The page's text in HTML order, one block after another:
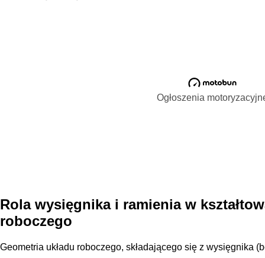
Ogłoszenia
Rola wysięgnika i ramienia w
roboczego
Geometria układu roboczego, składającego się z wysięgnika